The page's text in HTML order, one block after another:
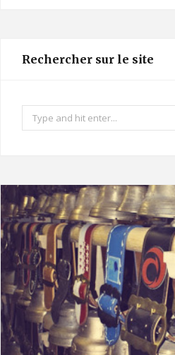
Rechercher sur le site
Search
for: